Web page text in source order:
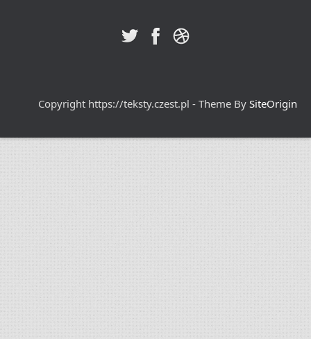
Copyright https://teksty.czest.pl - Theme By SiteOrigin